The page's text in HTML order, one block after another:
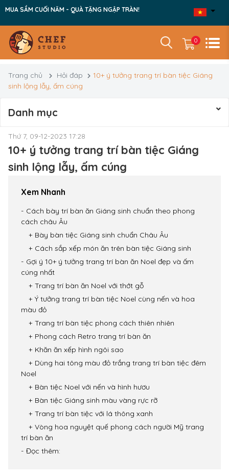
MUA SẮM CUỐI NĂM - QUÀ TẶNG NGẬP TRÀN!
0
Trang chủ Hỏi đáp
10+ ý tưởng trang trí bàn tiệc Giáng
sinh lộng lẫy, ấm cúng
Danh mục
Thứ 7, 09-12-2023 17:28
10+ ý tưởng trang trí bàn tiệc Giáng
sinh lộng lẫy, ấm cúng
Xem Nhanh
Cách bày trí bàn ăn Giáng sinh chuẩn theo phong
cách châu Âu
Bày bàn tiệc Giáng sinh chuẩn Châu Âu
Cách sắp xếp món ăn trên bàn tiệc Giáng sinh
Gợi ý 10+ ý tưởng trang trí bàn ăn Noel đẹp và ấm
cúng nhất
Trang trí bàn ăn Noel với thớt gỗ
Ý tưởng trang trí bàn tiệc Noel cùng nến và hoa
màu đỏ
Trang trí bàn tiệc phong cách thiên nhiên
Phong cách Retro trang trí bàn ăn
Khăn ăn xếp hình ngôi sao
Dùng hai tông màu đỏ trắng trang trí bàn tiệc đêm
Noel
Bàn tiệc Noel với nến và hình hươu
Bàn tiệc Giáng sinh màu vàng rực rỡ
Trang trí bàn tiệc với lá thông xanh
Vòng hoa nguyệt quế phong cách người Mỹ trang
trí bàn ăn
Đọc thêm: